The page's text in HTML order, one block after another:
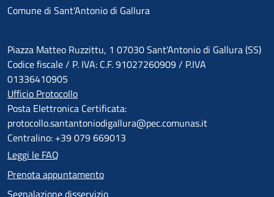
Comune di Sant'Antonio di Gallura
Piazza Matteo Ruzzittu, 1 07030 Sant'Antonio di Gallura (SS)
Codice fiscale / P. IVA: C.F. 91027260909 / P.IVA
01336410905
Ufficio Protocollo
Posta Elettronica Certificata:
protocollo.santantoniodigallura@pec.comunas.it
Centralino: +39 079 669013
Leggi le FAQ
Prenota appuntamento
Segnalazione disservizio